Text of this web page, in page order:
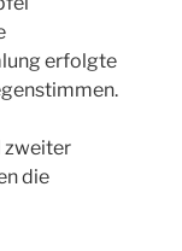
erfolgte
zweiter
die